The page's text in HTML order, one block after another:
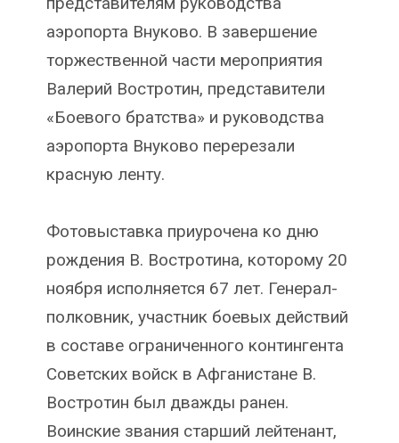
аэропорта Внуково. В завершение
торжественной части мероприятия
Валерий Востротин, представители
«Боевого братства» и руководства
аэропорта Внуково перерезали
красную ленту.
Фотовыставка приурочена ко дню
рождения В. Востротина, которому 20
ноября исполняется 67 лет. Генерал-
полковник, участник боевых действий
в составе ограниченного контингента
Советских войск в Афганистане В.
Востротин был дважды ранен.
Воинские звания старший лейтенант,